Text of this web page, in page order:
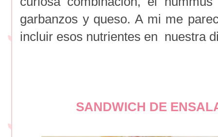
garbanzos y queso. A mi me
incluir esos nutrientes en nuestra
SANDWICH DE